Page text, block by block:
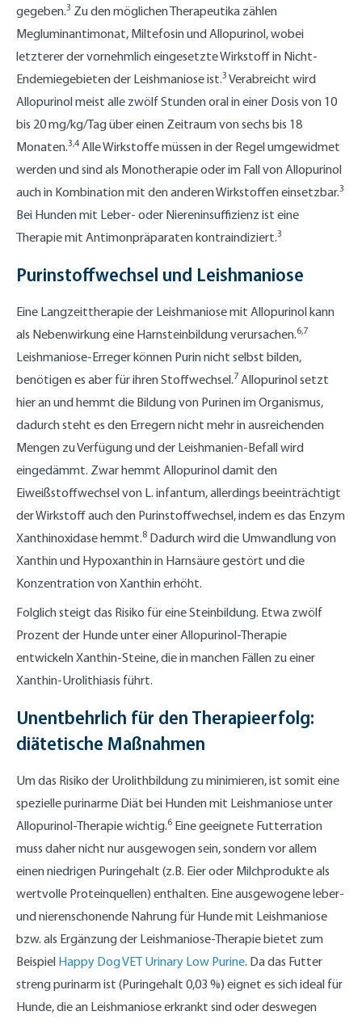
gegeben.3 Zu den möglichen Therapeutika zählen
Megluminantimonat, Miltefosin und Allopurinol, wobei
letzterer der vornehmlich eingesetzte Wirkstoff in Nicht-
Endemiegebieten der Leishmaniose ist.3 Verabreicht wird
Allopurinol meist alle zwölf Stunden oral in einer Dosis von 10
bis 20 mg/kg/Tag über einen Zeitraum von sechs bis 18
Monaten.3,4 Alle Wirkstoffe müssen in der Regel umgewidmet
werden und sind als Monotherapie oder im Fall von Allopurinol
auch in Kombination mit den anderen Wirkstoffen einsetzbar.3
Bei Hunden mit Leber- oder Niereninsuffizienz ist eine
Therapie mit Antimonpräparaten kontraindiziert.3
Purinstoffwechsel und Leishmaniose
Eine Langzeittherapie der Leishmaniose mit Allopurinol kann
als Nebenwirkung eine Harnsteinbildung verursachen.6,7
Leishmaniose-Erreger können Purin nicht selbst bilden,
benötigen es aber für ihren Stoffwechsel.7 Allopurinol setzt
hier an und hemmt die Bildung von Purinen im Organismus,
dadurch steht es den Erregern nicht mehr in ausreichenden
Mengen zu Verfügung und der Leishmanien-Befall wird
eingedämmt. Zwar hemmt Allopurinol damit den
Eiweißstoffwechsel von L. infantum, allerdings beeinträchtigt
der Wirkstoff auch den Purinstoffwechsel, indem es das Enzym
Xanthinoxidase hemmt.8 Dadurch wird die Umwandlung von
Xanthin und Hypoxanthin in Harnsäure gestört und die
Konzentration von Xanthin erhöht.
Folglich steigt das Risiko für eine Steinbildung. Etwa zwölf
Prozent der Hunde unter einer Allopurinol-Therapie
entwickeln Xanthin-Steine, die in manchen Fällen zu einer
Xanthin-Urolithiasis führt.
Unentbehrlich für den Therapieerfolg:
diätetische Maßnahmen
Um das Risiko der Urolithbildung zu minimieren, ist somit eine
spezielle purinarme Diät bei Hunden mit Leishmaniose unter
Allopurinol-Therapie wichtig.6 Eine geeignete Futterration
muss daher nicht nur ausgewogen sein, sondern vor allem
einen niedrigen Puringehalt (z.B. Eier oder Milchprodukte als
wertvolle Proteinquellen) enthalten. Eine ausgewogene leber-
und nierenschonende Nahrung für Hunde mit Leishmaniose
bzw. als Ergänzung der Leishmaniose-Therapie bietet zum
Beispiel Happy Dog VET Urinary Low Purine. Da das Futter
streng purinarm ist (Puringehalt 0,03 %) eignet es sich ideal für
Hunde, die an Leishmaniose erkrankt sind oder deswegen